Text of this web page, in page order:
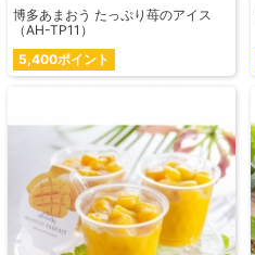
博多あまおう たっぷり苺のアイス
（AH-TP11）
5,400ポイント